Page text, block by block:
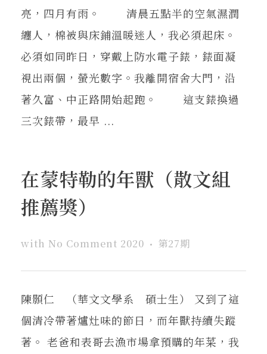
亮，四月有雨。 清晨五點半的空氣濕潤
纏人，棉被與床鋪溫暖迷人，我必須起床。
必須如同昨日，穿戴上防水電子錶，錶面凝
視出兩個，螢光數字。我離開宿舍大門，沿
著久富、中正路開始起跑。 這支錶換過
三次錶帶，最早 ...
在蒙特勒的年獸（散文組
推薦獎）
with No Comment 2020 第27期
陳顥仁 （華文文學系 碩士生） 又到了這
個清冷帶著爐灶味的節日，而年獸持續失蹤
著。 老爸和表哥去漁市場拿預購的年菜，我